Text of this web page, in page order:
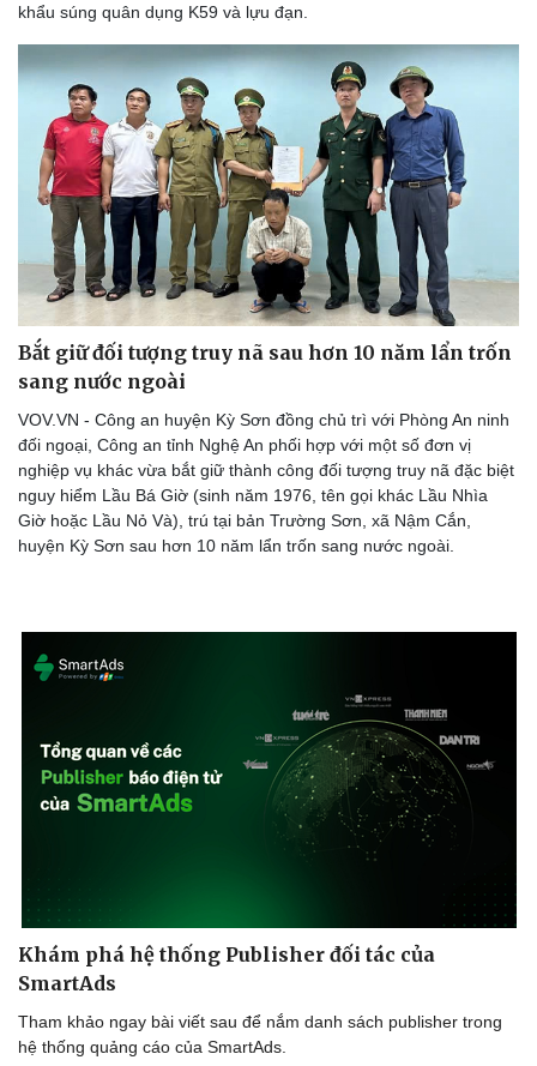
Thể thao
Bóng đá
Lịch thi đấu bóng đá
Thế giới thể thao
eSports
Hậu trường
Ô tô
Xe máy
Tư vấn
khẩu súng quân dụng K59 và lựu đạn.
Bắt giữ đối tượng truy nã sau hơn 10 năm lẩn trốn
sang nước ngoài
VOV.VN - Công an huyện Kỳ Sơn đồng chủ trì với Phòng An ninh
đối ngoại, Công an tỉnh Nghệ An phối hợp với một số đơn vị
nghiệp vụ khác vừa bắt giữ thành công đối tượng truy nã đặc biệt
nguy hiểm Lầu Bá Giờ (sinh năm 1976, tên gọi khác Lầu Nhìa
Giờ hoặc Lầu Nỏ Và), trú tại bản Trường Sơn, xã Nậm Cắn,
huyện Kỳ Sơn sau hơn 10 năm lẩn trốn sang nước ngoài.
Khám phá hệ thống Publisher đối tác của
SmartAds
Tham khảo ngay bài viết sau để nắm danh sách publisher trong
hệ thống quảng cáo của SmartAds.